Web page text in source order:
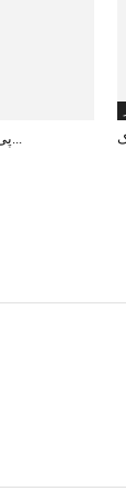
پی او کے کے لوگ کیا سوچ ر...